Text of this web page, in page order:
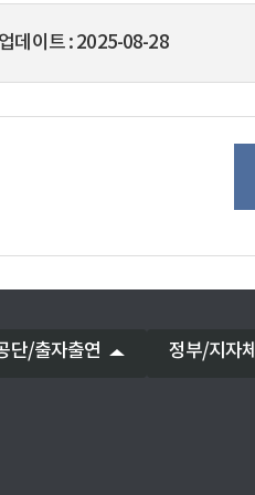
데이트 2025-08-28
단/출자출연 정부/지자체